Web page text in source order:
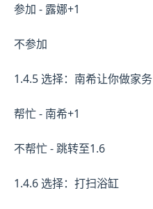
参加 - 露娜+1
不参加
1.4.5 选择：南希让你做家务
帮忙 - 南希+1
不帮忙 - 跳转至1.6
1.4.6 选择：打扫浴缸